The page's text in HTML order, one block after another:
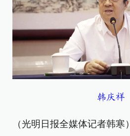
韩庆祥
（光明日报全媒体记者韩寒）